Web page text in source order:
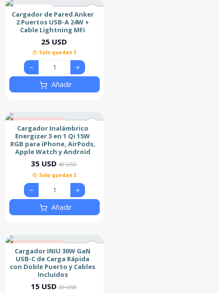
Cargador de Pared Anker
2 Puertos USB-A 24W +
Cable Lightning MFi
25 USD
Solo quedan 3
Añadir
Nuevo
Cargador Inalámbrico
Energizer 3 en 1 Qi 15W
RGB para iPhone, AirPods,
Apple Watch y Android
35 USD 40 USD
Solo quedan 3
Añadir
Nuevo
Cargador INIU 30W GaN
USB-C de Carga Rápida
con Doble Puerto y Cables
Incluidos
15 USD 20 USD